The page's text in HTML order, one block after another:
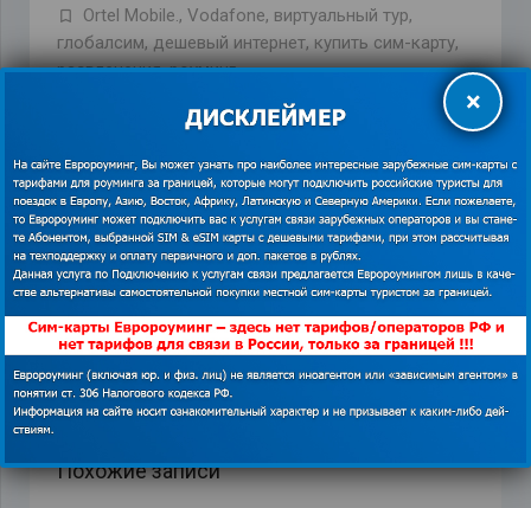
Ortel Mobile., Vodafone, виртуальный тур,
глобалсим, дешевый интернет, купить сим-карту,
развлечения,роуминг
ПРЕДЫДУЩАЯ ЗАПИСЬ СЛЕДУЮЩАЯ ЗАПИСЬ
Похожие записи
×